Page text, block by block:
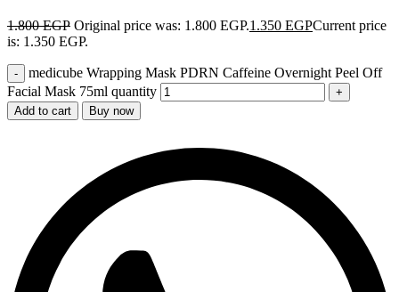
1.800EGP Original price was: 1.800 EGP.1.350 EGPCurrent price
is: 1.350 EGP.
medicube Wrapping Mask PDRN Caffeine Overnight Peel Off
Facial Mask 75ml quantity
Add to cart Buy now